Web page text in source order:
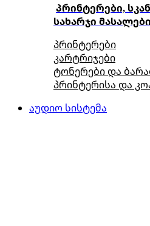
პრინტერები,
სახარჯი მასალები
პრინტერები
კარტრიჯები
ტონერები და
პრინტერისა და
აუდიო სისტემა